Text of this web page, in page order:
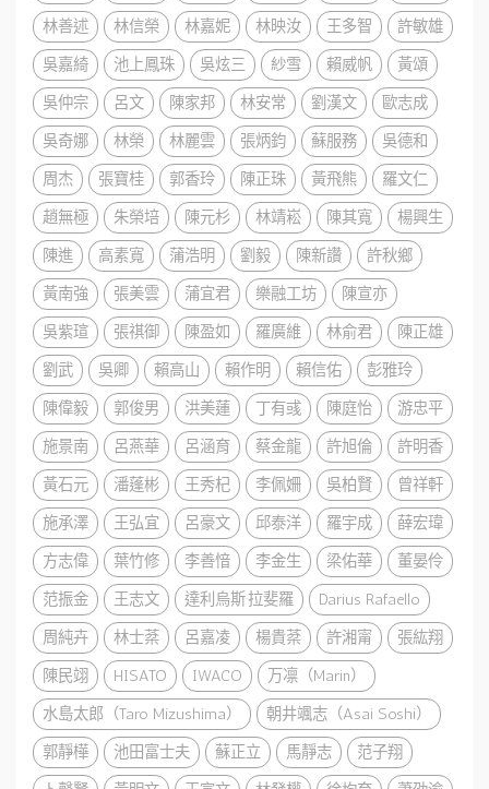
林善述
林信榮 林嘉妮 林映汝 王多智
許敏雄
吳嘉綺
池上鳳珠 吳炫三 紗雪 賴威帆
黃頌
吳仲宗
呂文 陳家邦 林安常 劉漢文
歐志成
吳奇娜
林榮 林麗雲 張炳鈞 蘇服務
吳德和
周杰
張寶桂 郭香玲 陳正珠 黃飛熊
羅文仁
趙無極
朱榮培 陳元杉 林靖崧 陳其寬
楊興生
陳進
高素寬 蒲浩明 劉毅 陳新讚
許秋鄉
黃南強
張美雲 蒲宜君 樂融工坊
陳宣亦
吳紫瑄
張祺御 陳盈如 羅廣維 林俞君
陳正雄
劉武
吳卿 賴高山 賴作明 賴信佑
彭雅玲
陳偉毅
郭俊男 洪美蓮 丁有彧 陳庭怡
游忠平
施景南
呂燕華 呂涵育 蔡金龍 許旭倫
許明香
黃石元
潘蓬彬 王秀杞 李佩姍 吳柏賢
曾祥軒
施承澤
王弘宜 呂豪文 邱泰洋 羅宇成
薛宏瑋
方志偉
葉竹修 李善愔 李金生 梁佑華
董晏伶
范振金
王志文 達利烏斯·拉斐羅
Darius Rafaello
周純卉
林士棻 呂嘉凌 楊貴棻 許湘甯
張紘翔
陳民翊
HISATO IWACO
万凛（Marin）
水島太郎（Taro Mizushima）
朝井颯志（Asai Soshi）
郭靜樺
池田富士夫 蘇正立 馬靜志
范子翔